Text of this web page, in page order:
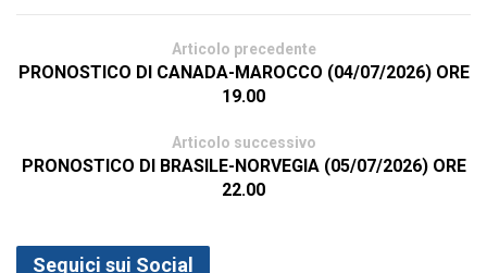
Articolo precedente
PRONOSTICO DI CANADA-MAROCCO (04/07/2026) ORE
19.00
Articolo successivo
PRONOSTICO DI BRASILE-NORVEGIA (05/07/2026) ORE
22.00
Seguici sui Social